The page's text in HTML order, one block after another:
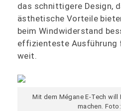
das schnittigere Design,
ästhetische Vorteile
beim Windwiderstand
effizienteste Ausführung
weit.
Mit dem Mégane E-Tech will
machen.